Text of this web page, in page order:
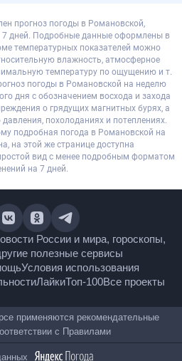
прогноз погоды в Романовской,
7 дней. Подробные данные оформлены в
температурных показателей можно
влажность, атмосферное
температуру по ощущению и т.
погоды в Романовской на неделю
дня с обозначением восхода и захода
о грядущих магнитных бурях, а
похолоданиях и потеплениях.
подробная погода в Романовской на
на этой же странице доступна
вид с менее подробным форматом
на 7 дней.
новости России и мира,
и другие полезные сервисы
Условия использования
ЛайкиТоп-100
ресурсе применяются
в соответствии сПравилами